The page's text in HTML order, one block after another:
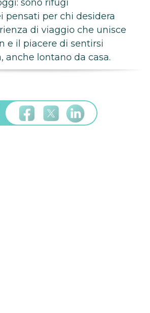
sono rifugi
pensati per chi desidera
di viaggio che unisce
e il piacere di sentirsi
anche lontano da casa.